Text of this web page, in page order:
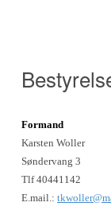
Formand
Karsten Woller
Søndervang 3
Tlf 40441142
E.mail.: